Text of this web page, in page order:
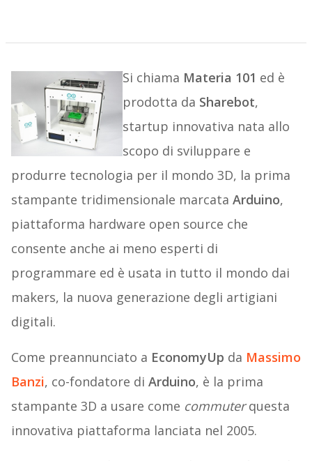
Si chiama Materia 101 ed è
prodotta da Sharebot,
startup innovativa nata allo
scopo di sviluppare e
produrre tecnologia per il mondo 3D, la prima
stampante tridimensionale marcata Arduino,
piattaforma hardware open source che
consente anche ai meno esperti di
programmare ed è usata in tutto il mondo dai
makers, la nuova generazione degli artigiani
digitali.
Come preannunciato a EconomyUp da Massimo
Banzi, co-fondatore di Arduino, è la prima
stampante 3D a usare come commuterquesta
innovativa piattaforma lanciata nel 2005.